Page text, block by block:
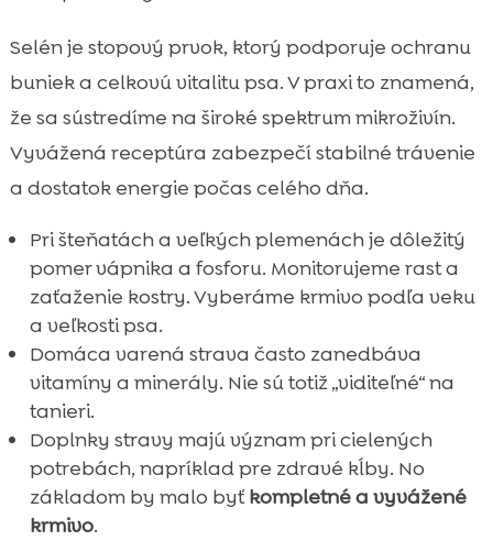
Selén je stopový prvok, ktorý podporuje ochranu
buniek a celkovú vitalitu psa. V praxi to znamená,
že sa sústredíme na široké spektrum mikroživín.
Vyvážená receptúra zabezpečí stabilné trávenie
a dostatok energie počas celého dňa.
Pri šteňatách a veľkých plemenách je dôležitý
pomer vápnika a fosforu. Monitorujeme rast a
zaťaženie kostry. Vyberáme krmivo podľa veku
a veľkosti psa.
Domáca varená strava často zanedbáva
vitamíny a minerály. Nie sú totiž „viditeľné“ na
tanieri.
Doplnky stravy majú význam pri cielených
potrebách, napríklad pre zdravé kĺby. No
základom by malo byťkompletné a vyvážené
krmivo.